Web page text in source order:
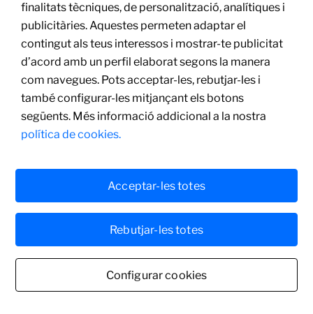
Oli sobre tela
51 x 53 cm
finalitats tècniques, de personalització, analítiques i
publicitàries. Aquestes permeten adaptar el
contingut als teus interessos i mostrar-te publicitat
d’acord amb un perfil elaborat segons la manera
com navegues. Pots acceptar-les, rebutjar-les i
també configurar-les mitjançant els botons
següents. Més informació addicional a la nostra
política de cookies.
Configurar cookies
Rebutjar-les totes
Acceptar-les totes